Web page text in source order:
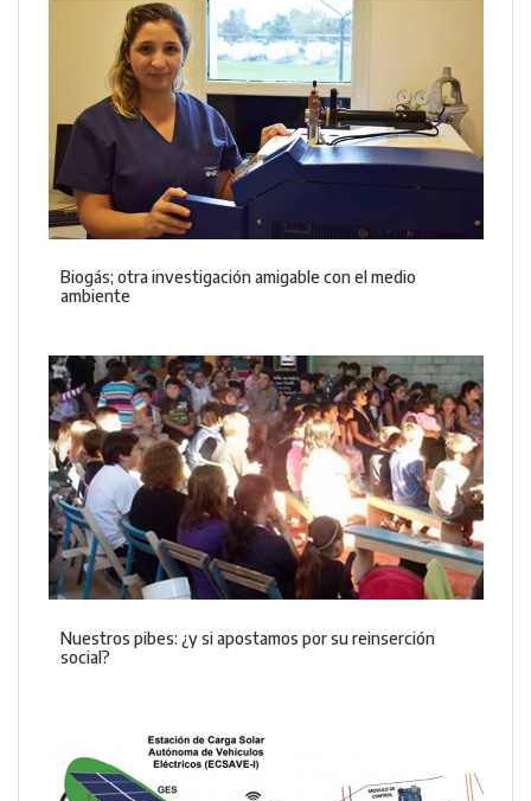
Biogás; otra investigación amigable con el medio
ambiente
Nuestros pibes: ¿y si apostamos por su reinserción
social?